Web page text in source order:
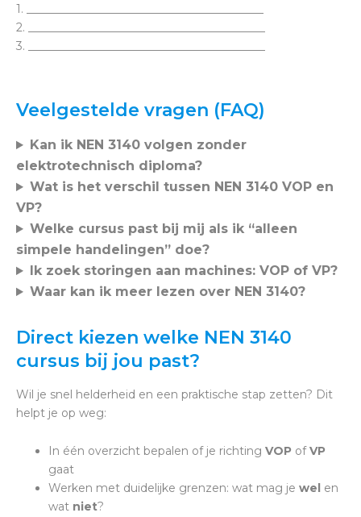
1. __________________________________________
2. __________________________________________
3. __________________________________________
Veelgestelde vragen (FAQ)
Kan ik NEN 3140 volgen zonder
elektrotechnisch diploma?
Wat is het verschil tussen NEN 3140 VOP en
VP?
Welke cursus past bij mij als ik “alleen
simpele handelingen” doe?
Ik zoek storingen aan machines: VOP of VP?
Waar kan ik meer lezen over NEN 3140?
Direct kiezen welke NEN 3140
cursus bij jou past?
Wil je snel helderheid en een praktische stap zetten? Dit
helpt je op weg:
In één overzicht bepalen of je richting VOP ofVP
gaat
Werken met duidelijke grenzen: wat mag je wel en
wat niet?